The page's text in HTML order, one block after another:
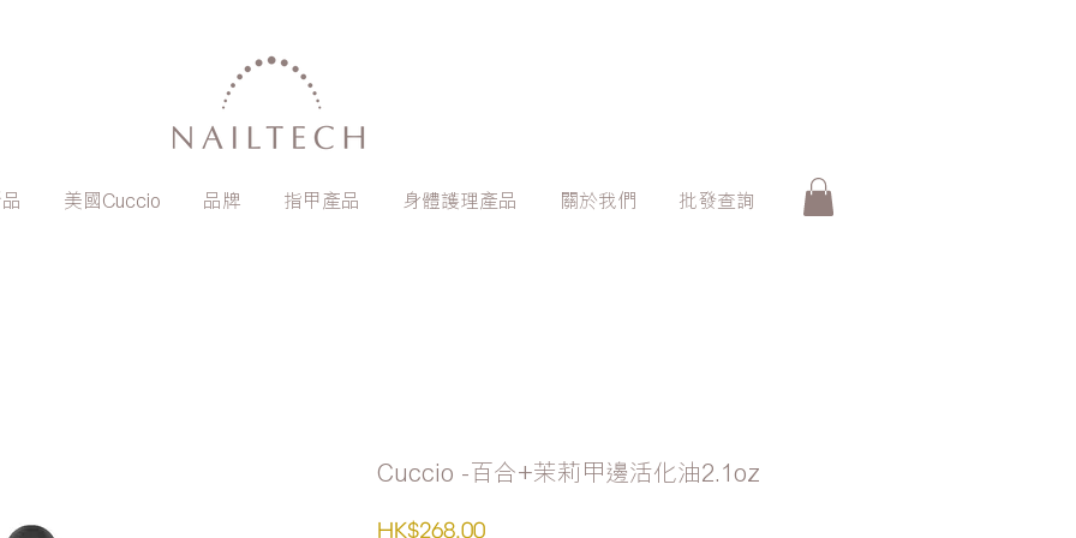
美國Cuccio 品牌 指甲產品 身體護理產品 關於我們 批發查詢
Cuccio -百合+茉莉甲邊活化油2.1oz
HK$268.00價